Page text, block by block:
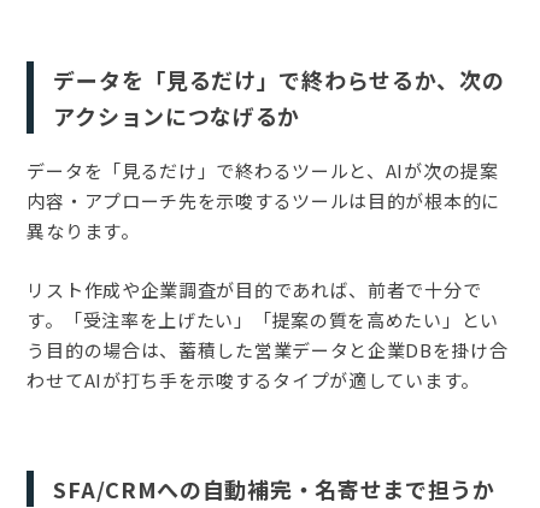
データを「見るだけ」で終わらせるか、次の
アクションにつなげるか
データを「見るだけ」で終わるツールと、AIが次の提案
内容・アプローチ先を示唆するツールは目的が根本的に
異なります。
リスト作成や企業調査が目的であれば、前者で十分で
す。「受注率を上げたい」「提案の質を高めたい」とい
う目的の場合は、蓄積した営業データと企業DBを掛け合
わせてAIが打ち手を示唆するタイプが適しています。
SFA/CRMへの自動補完・名寄せまで担うか